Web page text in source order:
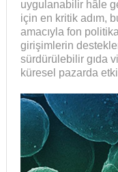
uygulanabilir hâle
için en kritik adım,
amacıyla fon
girişimlerin
sürdürülebilir gıda
küresel pazarda